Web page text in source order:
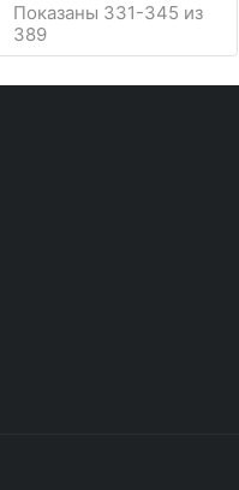
Показаны 331-345 из
389